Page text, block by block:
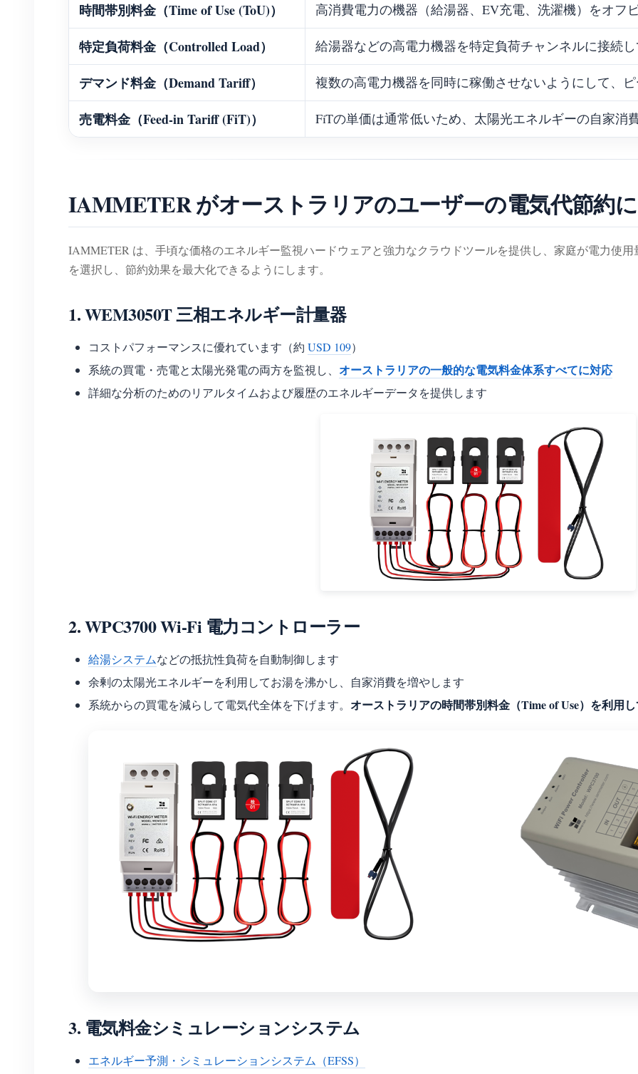
時間帯別料金（Time of Use (ToU)） 高消費電力の機器（給湯器、EV充電、洗濯機）をオフ
特定負荷料金（Controlled Load） 給湯器などの高電力機器を特定負荷チャンネルに接続
デマンド料金（Demand Tariff） 複数の高電力機器を同時に稼働させないようにして、
売電料金（Feed-in Tariff (FiT)） FiTの単価は通常低いため、太陽光エネルギーの自家消
IAMMETER がオーストラリアのユーザーの電気代節約
IAMMETER は、手頃な価格のエネルギー監視ハードウェアと強力なクラウドツールを提供し、家庭が電力使
を選択し、節約効果を最大化できるようにします。
1.WEM3050T 三相エネルギー計量器
コストパフォーマンスに優れています（約 USD 109）
系統の買電・売電と太陽光発電の両方を監視し、 オーストラリアの一般的な電気料金体系すべてに対応
詳細な分析のためのリアルタイムおよび履歴のエネルギーデータを提供します
2.WPC3700 Wi-Fi 電力コントローラー
給湯システムなどの抵抗性負荷を自動制御します
余剰の太陽光エネルギーを利用してお湯を沸かし、自家消費を増やします
系統からの買電を減らして電気代全体を下げます。 オーストラリアの時間帯別料金（Time of Use）を利用
3. 電気料金シミュレーションシステム
エネルギー予測・シミュレーションシステム（EFSS）